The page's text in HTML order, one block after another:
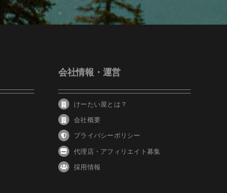
会社情報・運営
けーたい屋とは？
会社概要
プライバシーポリシー
代理店・アフィリエイト募集
採用情報